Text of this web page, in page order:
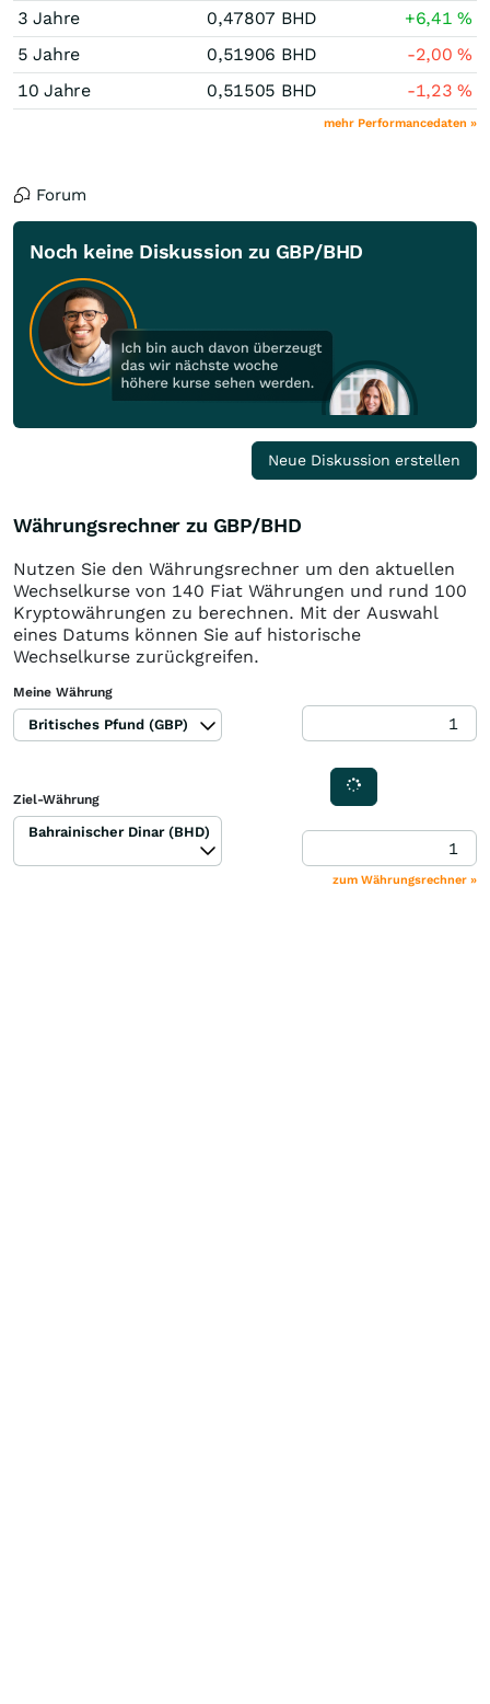
3 Jahre 0,47807 BHD +6,41%
5 Jahre
0,51906 BHD -2,00%
10 Jahre
0,51505 BHD -1,23%
mehr Performancedaten »
Forum
Noch keine Diskussion zu GBP/BHD
Neue Diskussion erstellen
Währungsrechner zu GBP/BHD
Nutzen Sie den Währungsrechner um den aktuellen
Wechselkurse von 140 Fiat Währungen und rund 100
Kryptowährungen zu berechnen. Mit der Auswahl
eines Datums können Sie auf historische
Wechselkurse zurückgreifen.
Meine Währung
Britisches Pfund (GBP)
Ziel-Währung
Bahrainischer Dinar (BHD)
zum Währungsrechner »